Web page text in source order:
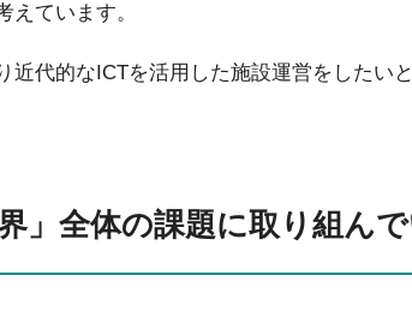
えています。
近代的なICTを活用した施設運営をしたい
」全体の課題に取り組ん